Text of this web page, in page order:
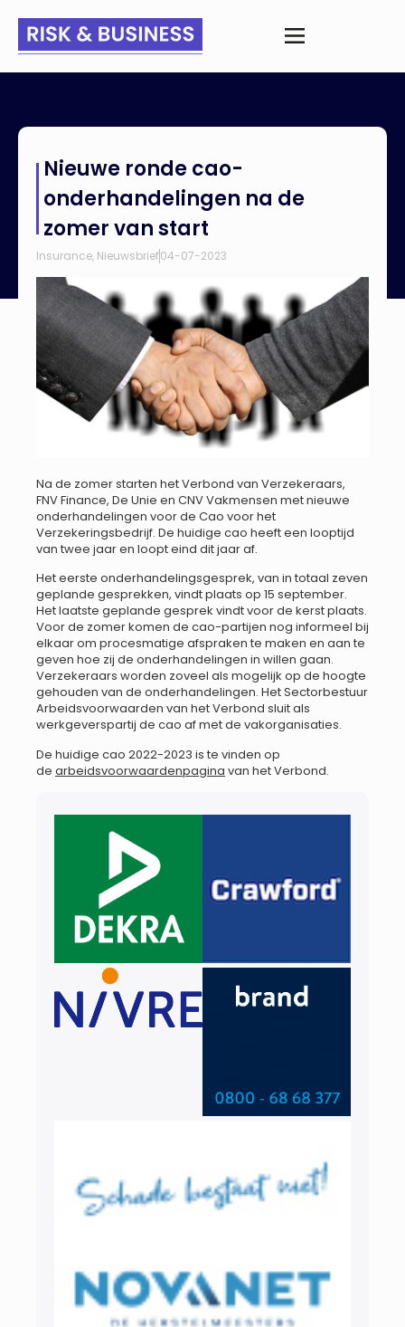
zomer van start
Nieuwe ronde cao-
onderhandelingen na de
zomer van start
Insurance, Nieuwsbrief04-07-2023
Na de zomer starten het Verbond van Verzekeraars,
FNV Finance, De Unie en CNV Vakmensen met nieuwe
onderhandelingen voor de Cao voor het
Verzekeringsbedrijf. De huidige cao heeft een looptijd
van twee jaar en loopt eind dit jaar af.
Het eerste onderhandelingsgesprek, van in totaal zeven
geplande gesprekken, vindt plaats op 15 september.
Het laatste geplande gesprek vindt voor de kerst plaats.
Voor de zomer komen de cao-partijen nog informeel bij
elkaar om procesmatige afspraken te maken en aan te
geven hoe zij de onderhandelingen in willen gaan.
Verzekeraars worden zoveel als mogelijk op de hoogte
gehouden van de onderhandelingen. Het Sectorbestuur
Arbeidsvoorwaarden van het Verbond sluit als
werkgeverspartij de cao af met de vakorganisaties.
De huidige cao 2022-2023 is te vinden op
de arbeidsvoorwaardenpagina van het Verbond.